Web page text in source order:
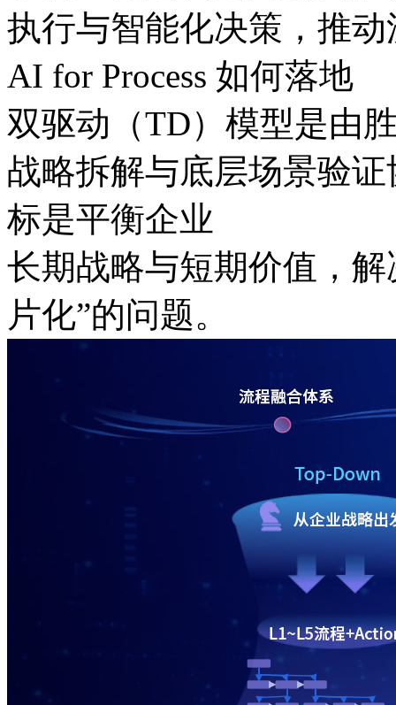
执行与智能化决策，
AI for Process 如何落地
双驱动（TD）模型是由胜
战略拆解与底层场景验证
标是平衡企业
长期战略与短期价值，
片化”的问题。